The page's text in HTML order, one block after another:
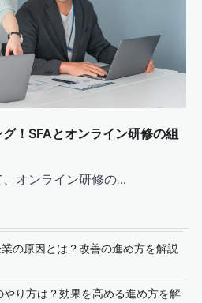
！SFAとオンライン研修の組
オンライン研修の…
の原因とは？改善の進め方を解説
り方は？効果を高める進め方を解